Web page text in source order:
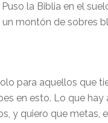
la Biblia en el
montón de sobres
para aquellos que
en esto. Lo que hay
y quiero que metas,